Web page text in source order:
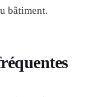
bâtiment.